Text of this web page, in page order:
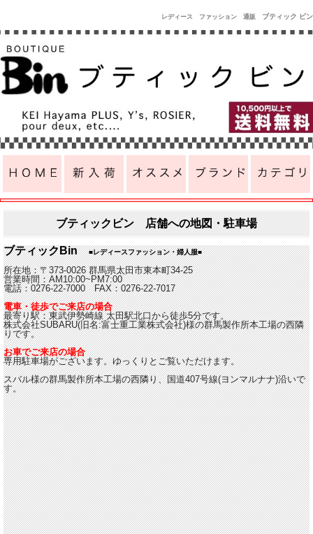
レディース ファッション 通販 ブティック ビン
ブティックビン 店舗への地図・駐車場
ブティックBin■レディースファッション・婦人服■
所在地：〒373-0026 群馬県太田市東本町34-25
営業時間：AM10:00~PM7:00
電話：0276-22-7000 FAX：0276-22-7017
電車・徒歩でご来店の場合
最寄り駅：東武伊勢崎線 太田駅北口から徒歩5分です。
株式会社SUBARU(旧名:富士重工業株式会社)様の群馬製作所本工場の西隣
りです。
お車でご来店の場合
専用駐車場がございます。ゆっくりとご覧いただけます。
スバル様の群馬製作所本工場の西隣り、国道407号線(ヨンマルナナ)沿いで
す。